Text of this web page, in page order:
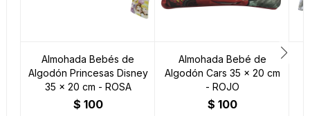
Almohada Bebés de
Algodón Princesas Disney
35 x 20 cm - ROSA
$ 100
Almohada Bebé de
Algodón Cars 35 x 20 cm
- ROJO
$ 100